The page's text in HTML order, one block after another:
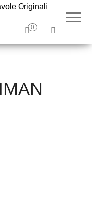
–
Tavole
originali e
illustrazioni
0